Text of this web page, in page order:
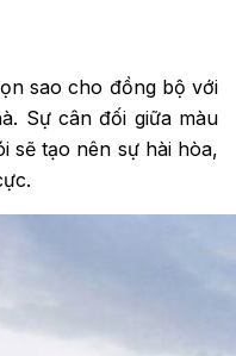
sao cho đồng bộ với
Sự cân đối giữa màu
sẽ tạo nên sự hài hòa,